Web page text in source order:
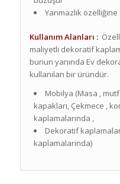
Yanmazlık
Kullanım Alanları :
maliyetli dekoratif
bunun yanında Ev
kullanılan bir üründür.
Mobilya (Masa ,
kapakları, Çekmece ,
kaplamalarında ,
Dekoratif
kaplamalarında)